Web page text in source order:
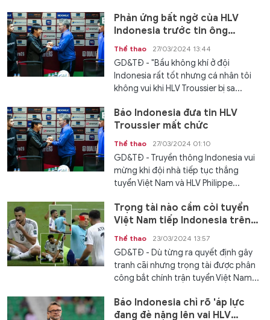
Phản ứng bất ngờ của HLV
Indonesia trước tin ông
Troussier bị mất việc
Thể thao 27/03/2024 13:44
GD&TĐ - "Bầu không khí ở đội
Indonesia rất tốt nhưng cá nhân tôi
không vui khi HLV Troussier bị sa...
Báo Indonesia đưa tin HLV
Troussier mất chức
Thể thao 27/03/2024 01:10
GD&TĐ - Truyền thông Indonesia vui
mừng khi đội nhà tiếp tục thắng
tuyển Việt Nam và HLV Philippe...
Trọng tài nào cầm còi tuyển
Việt Nam tiếp Indonesia trên
sân Mỹ Đình?
Thể thao 23/03/2024 13:57
GD&TĐ - Dù từng ra quyết định gây
tranh cãi nhưng trọng tài được phân
công bắt chính trận tuyển Việt Nam...
Báo Indonesia chỉ rõ 'áp lực
đang đè nặng lên vai HLV